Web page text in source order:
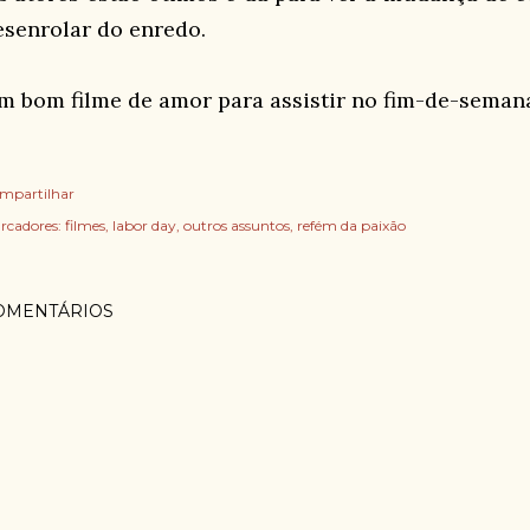
do enredo.
bom filme de amor para assistir no fim-de-
filmes labor day outros assuntos refém da paixão